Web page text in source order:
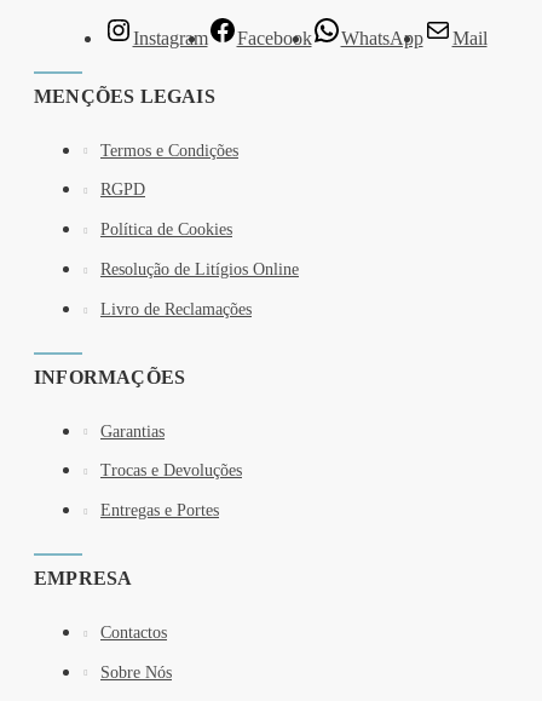
Instagram Facebook WhatsApp Mail
MENÇÕES LEGAIS
Termos e Condições
RGPD
Política de Cookies
Resolução de Litígios Online
Livro de Reclamações
INFORMAÇÕES
Garantias
Trocas e Devoluções
Entregas e Portes
EMPRESA
Contactos
Sobre Nós